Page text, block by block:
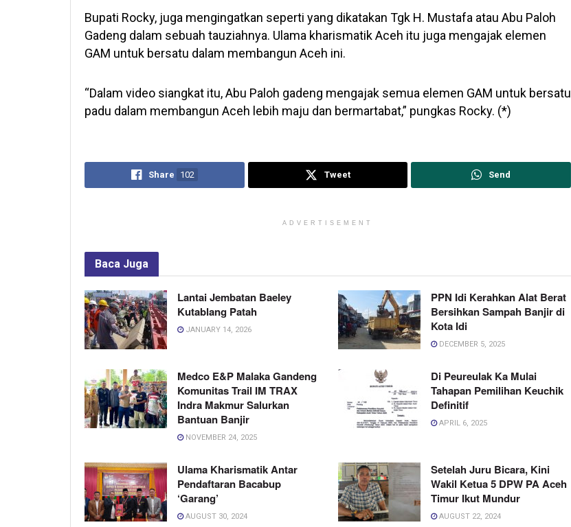
Bupati Rocky, juga mengingatkan seperti yang dikatakan Tgk H. Mustafa atau Abu Paloh
Gadeng dalam sebuah tauziahnya. Ulama kharismatik Aceh itu juga mengajak elemen
GAM untuk bersatu dalam membangun Aceh ini.
“Dalam video siangkat itu, Abu Paloh gadeng mengajak semua elemen GAM untuk bersatu
padu dalam membangun Aceh lebih maju dan bermartabat,” pungkas Rocky. (*)
Share 102 Tweet Send
ADVERTISEMENT
Baca Juga
Lantai Jembatan Baeley
Kutablang Patah
JANUARY 14, 2026
PPN Idi Kerahkan Alat Berat
Bersihkan Sampah Banjir di
Kota Idi
DECEMBER 5, 2025
Medco E&P Malaka Gandeng
Komunitas Trail IM TRAX
Indra Makmur Salurkan
Bantuan Banjir
NOVEMBER 24, 2025
Di Peureulak Ka Mulai
Tahapan Pemilihan Keuchik
Definitif
APRIL 6, 2025
Ulama Kharismatik Antar
Pendaftaran Bacabup
‘Garang’
AUGUST 30, 2024
Setelah Juru Bicara, Kini
Wakil Ketua 5 DPW PA Aceh
Timur Ikut Mundur
AUGUST 22, 2024